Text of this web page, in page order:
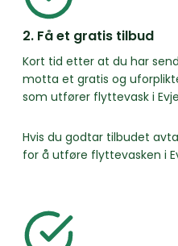
2. Få et gratis tilbud
Kort tid etter at du har
motta et gratis og
som utfører flyttevask i
Hvis du godtar tilbudet
for å utføre flyttevasken i